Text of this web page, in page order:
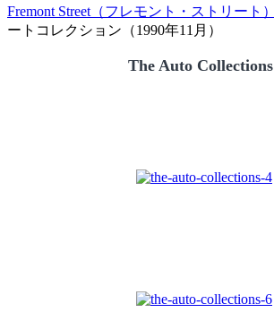
Fremont Street（フレモント・ストリート）
ートコレクション（1990年11月）
The Auto Collections